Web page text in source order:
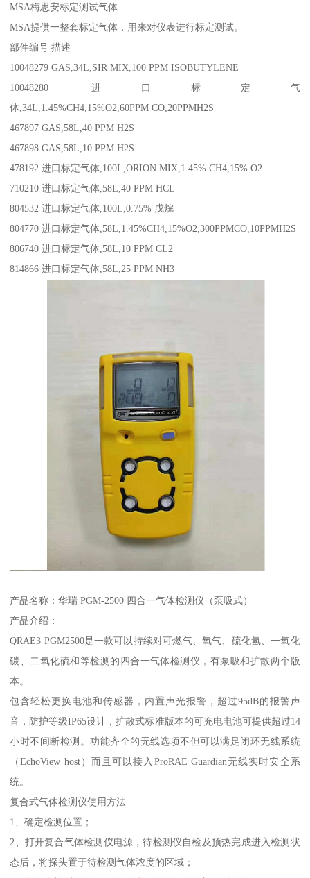
MSA梅思安标定测试气体
MSA提供一整套标定气体，用来对仪表进行标定测试。
部件编号 描述
10048279 GAS,34L,SIR MIX,100 PPM ISOBUTYLENE
10048280 进口标定气
体,34L,1.45%CH4,15%O2,60PPM CO,20PPMH2S
467897 GAS,58L,40 PPM H2S
467898 GAS,58L,10 PPM H2S
478192 进口标定气体,100L,ORION MIX,1.45% CH4,15% O2
710210 进口标定气体,58L,40 PPM HCL
804532 进口标定气体,100L,0.75% 戊烷
804770 进口标定气体,58L,1.45%CH4,15%O2,300PPMCO,10PPMH2S
806740 进口标定气体,58L,10 PPM CL2
814866 进口标定气体,58L,25 PPM NH3
产品名称：华瑞 PGM-2500 四合一气体检测仪（泵吸式）
产品介绍：
QRAE3 PGM2500是一款可以持续对可燃气、氧气、硫化氢、一氧化
碳、二氧化硫和等检测的四合一气体检测仪，有泵吸和扩散两个版
本。
包含轻松更换电池和传感器，内置声光报警，超过95dB的报警声
音，防护等级IP65设计，扩散式标准版本的可充电电池可提供超过14
小时不间断检测。功能齐全的无线选项不但可以满足闭环无线系统
（EchoView host）而且可以接入ProRAE Guardian无线实时安全系
统。
复合式气体检测仪使用方法
1、确定检测位置；
2、打开复合气体检测仪电源，待检测仪自检及预热完成进入检测状
态后，将探头置于待检测气体浓度的区域；